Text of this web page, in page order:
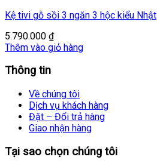
Kệ tivi gỗ sồi 3 ngăn 3 hộc kiểu Nhật
5.790.000 ₫
Thêm vào giỏ hàng
Thông tin
Về chúng tôi
Dịch vụ khách hàng
Đặt – Đổi trả hàng
Giao nhận hàng
Tại sao chọn chúng tôi